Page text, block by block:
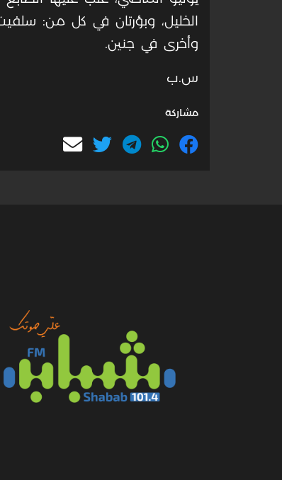
الخليل، وبؤرتان في كل من:
وأخرى في جنين.
س.ب
مشاركة